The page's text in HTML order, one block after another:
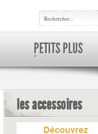
PETITS PLUS
»
les accessoires